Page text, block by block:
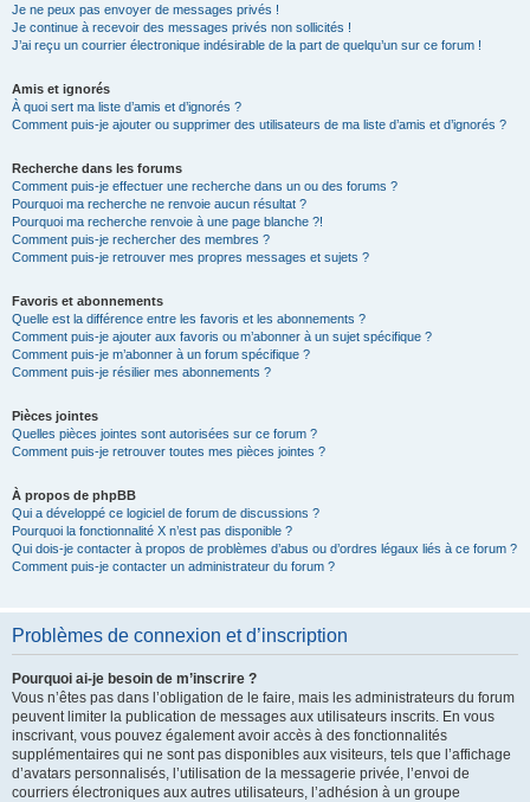
Je ne peux pas envoyer de messages privés !
Je continue à recevoir des messages privés non sollicités !
J’ai reçu un courrier électronique indésirable de la part de quelqu’un sur ce forum !
Amis et ignorés
À quoi sert ma liste d’amis et d’ignorés ?
Comment puis-je ajouter ou supprimer des utilisateurs de ma liste d’amis et d’ignorés ?
Recherche dans les forums
Comment puis-je effectuer une recherche dans un ou des forums ?
Pourquoi ma recherche ne renvoie aucun résultat ?
Pourquoi ma recherche renvoie à une page blanche ?!
Comment puis-je rechercher des membres ?
Comment puis-je retrouver mes propres messages et sujets ?
Favoris et abonnements
Quelle est la différence entre les favoris et les abonnements ?
Comment puis-je ajouter aux favoris ou m’abonner à un sujet spécifique ?
Comment puis-je m’abonner à un forum spécifique ?
Comment puis-je résilier mes abonnements ?
Pièces jointes
Quelles pièces jointes sont autorisées sur ce forum ?
Comment puis-je retrouver toutes mes pièces jointes ?
À propos de phpBB
Qui a développé ce logiciel de forum de discussions ?
Pourquoi la fonctionnalité X n’est pas disponible ?
Qui dois-je contacter à propos de problèmes d’abus ou d’ordres légaux liés à ce forum ?
Comment puis-je contacter un administrateur du forum ?
Problèmes de connexion et d’inscription
Pourquoi ai-je besoin de m’inscrire ?
Vous n’êtes pas dans l’obligation de le faire, mais les administrateurs du forum
peuvent limiter la publication de messages aux utilisateurs inscrits. En vous
inscrivant, vous pouvez également avoir accès à des fonctionnalités
supplémentaires qui ne sont pas disponibles aux visiteurs, tels que l’affichage
d’avatars personnalisés, l’utilisation de la messagerie privée, l’envoi de
courriers électroniques aux autres utilisateurs, l’adhésion à un groupe